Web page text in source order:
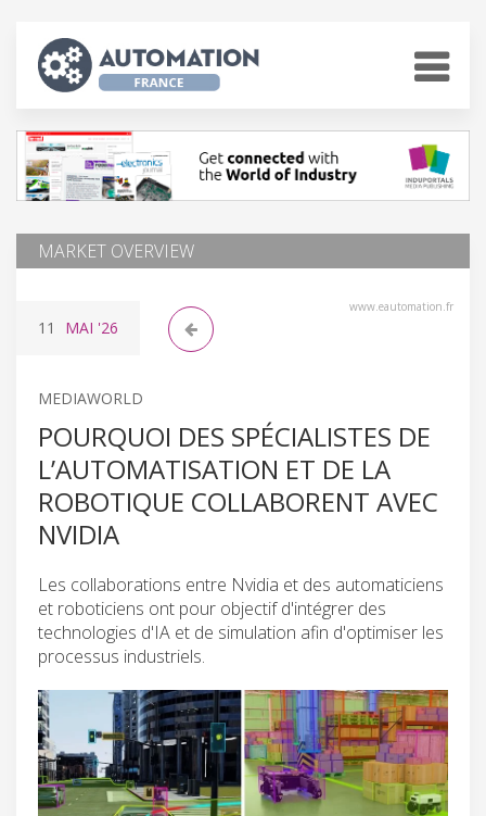
MARKET OVERVIEW
www.eautomation.fr
11 MAI '26
MEDIAWORLD
POURQUOI DES SPÉCIALISTES DE
L’AUTOMATISATION ET DE LA
ROBOTIQUE COLLABORENT AVEC
NVIDIA
Les collaborations entre Nvidia et des automaticiens
et roboticiens ont pour objectif d'intégrer des
technologies d'IA et de simulation afin d'optimiser les
processus industriels.